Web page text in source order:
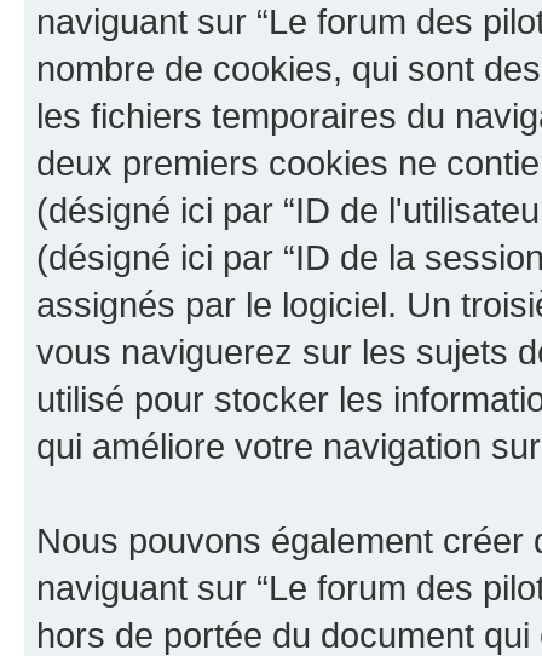
naviguant sur “Le forum des
nombre de cookies, qui sont
les fichiers temporaires du
deux premiers cookies ne
(désigné ici par “ID de
(désigné ici par “ID de la
assignés par le logiciel. Un
vous naviguerez sur les sujets
utilisé pour stocker les
qui améliore votre navigation
Nous pouvons également
naviguant sur “Le forum des
hors de portée du document